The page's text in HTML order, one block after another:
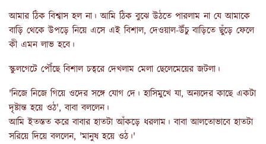
আমার ঠিক বিশ্বাস হল না। আমি ঠিক বুঝে উঠতে পারলাম না যে আমাকে
বাড়ি থেকে উপড়ে নিয়ে এসে এই বিশাল, দেওয়াল-উঁচু বাড়িতে ছুঁড়ে ফেলে
কী এমন লাভ হবে।
স্কুলগেটে পৌঁছে বিশাল চত্বরে দেখলাম মেলা ছেলেমেয়ের জটলা।
'নিজে নিজে গিয়ে ওদের সঙ্গে যোগ দে। হাসিমুখে যা, অন্যদের কাছে একটা
দৃষ্টান্ত হয়ে ওঠ', বাবা বললেন।
আমি ইতস্তত করে বাবার হাতটা আঁকড়ে ধরলাম। বাবা আলতোভাবে হাতটা
সরিয়ে দিয়ে বললেন, 'মানুষ হয়ে ওঠ।'